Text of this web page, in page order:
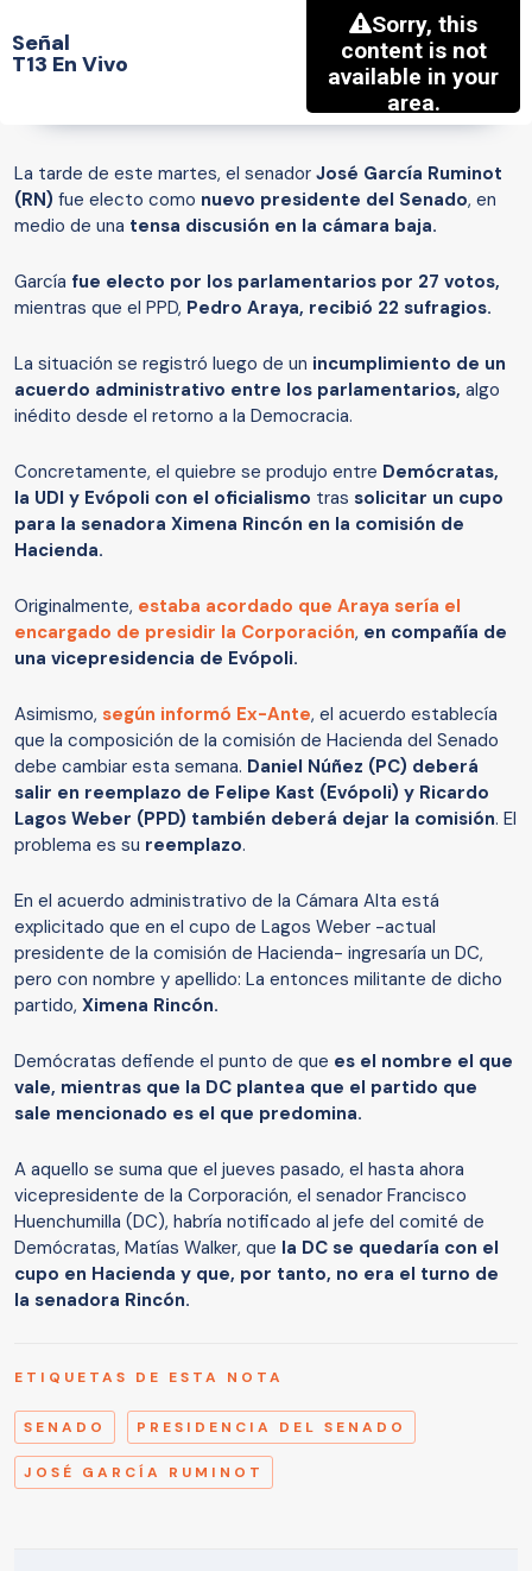
Señal
T13 En Vivo
La tarde de este martes, el senador José García Ruminot
(RN) fue electo como nuevo presidente del Senado, en
medio de una tensa discusión en la cámara baja.
García fue electo por los parlamentarios por 27 votos,
mientras que el PPD, Pedro Araya, recibió 22 sufragios.
La situación se registró luego de un incumplimiento de un
acuerdo administrativo entre los parlamentarios, algo
inédito desde el retorno a la Democracia.
Concretamente, el quiebre se produjo entre Demócratas,
la UDI y Evópoli con el oficialismo tras solicitar un cupo
para la senadora Ximena Rincón en la comisión de
Hacienda.
Originalmente, estaba acordado que Araya sería el
encargado de presidir la Corporación, en compañía de
una vicepresidencia de Evópoli.
Asimismo, según informó Ex-Ante, el acuerdo establecía
que la composición de la comisión de Hacienda del Senado
debe cambiar esta semana. Daniel Núñez (PC) deberá
salir en reemplazo de Felipe Kast (Evópoli) y Ricardo
Lagos Weber (PPD) también deberá dejar la comisión. El
problema es su reemplazo.
En el acuerdo administrativo de la Cámara Alta está
explicitado que en el cupo de Lagos Weber -actual
presidente de la comisión de Hacienda- ingresaría un DC,
pero con nombre y apellido: La entonces militante de dicho
partido, Ximena Rincón.
Demócratas defiende el punto de que es el nombre el que
vale, mientras que la DC plantea que el partido que
sale mencionado es el que predomina.
A aquello se suma que el jueves pasado, el hasta ahora
vicepresidente de la Corporación, el senador Francisco
Huenchumilla (DC), habría notificado al jefe del comité de
Demócratas, Matías Walker, que la DC se quedaría con el
cupo en Hacienda y que, por tanto, no era el turno de
la senadora Rincón.
ETIQUETAS DE ESTA NOTA
SENADO PRESIDENCIA DEL SENADO
JOSÉ GARCÍA RUMINOT